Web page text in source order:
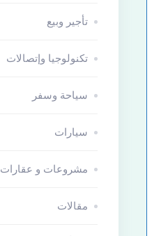
تأجير وبيع
تكنولوجيا وإتصالات
سياحة وسفر
سيارات
مشروعات و عقارات
مقالات